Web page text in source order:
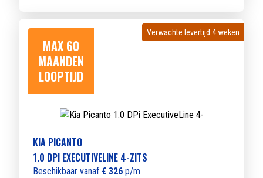
MAX 60
MAANDEN
LOOPTIJD
Verwachte levertijd 4 weken
Verwachte levertijd 4 weken
KIA PICANTO
1.0 DPI EXECUTIVELINE 4-ZITS
Beschikbaar vanaf € 326 p/m